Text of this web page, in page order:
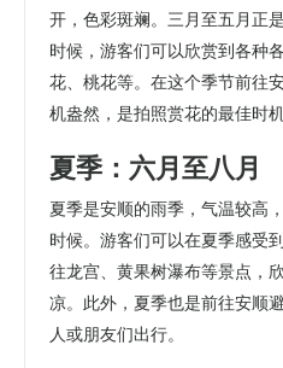
开，色彩斑斓。三月至五月正
时候，游客们可以欣赏到各种
花、桃花等。在这个季节前往
机盎然，是拍照赏花的最佳时机
夏季：六月至八月
夏季是安顺的雨季，气温较高
时候。游客们可以在夏季感受
往龙宫、黄果树瀑布等景点，
凉。此外，夏季也是前往安顺
人或朋友们出行。